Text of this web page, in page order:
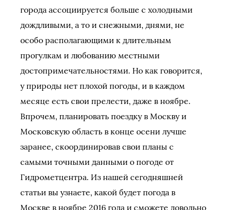
города ассоциируется больше с холодными
дождливыми, а то и снежными, днями, не
особо располагающими к длительным
прогулкам и любованию местными
достопримечательностями. Но как говорится,
у природы нет плохой погоды, и в каждом
месяце есть свои прелести, даже в ноябре.
Впрочем, планировать поездку в Москву и
Московскую область в конце осени лучше
заранее, скоординировав свои планы с
самыми точными данными о погоде от
Гидрометцентра. Из нашей сегодняшней
статьи вы узнаете, какой будет погода в
Москве в ноябре 2016 года и сможете довольно